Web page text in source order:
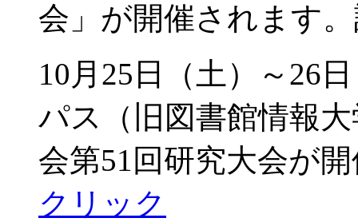
会」が開催されます
10月25日（土）～26
パス（旧図書館情報
会第51回研究大会が
クリック